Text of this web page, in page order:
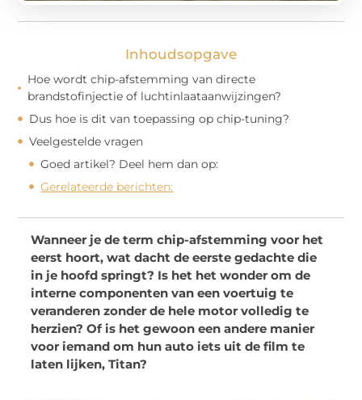
Inhoudsopgave
Hoe wordt chip-afstemming van directe
brandstofinjectie of luchtinlaataanwijzingen?
Dus hoe is dit van toepassing op chip-tuning?
Veelgestelde vragen
Goed artikel? Deel hem dan op:
Gerelateerde berichten:
Wanneer je de term chip-afstemming voor het
eerst hoort, wat dacht de eerste gedachte die
in je hoofd springt? Is het het wonder om de
interne componenten van een voertuig te
veranderen zonder de hele motor volledig te
herzien? Of is het gewoon een andere manier
voor iemand om hun auto iets uit de film te
laten lijken, Titan?